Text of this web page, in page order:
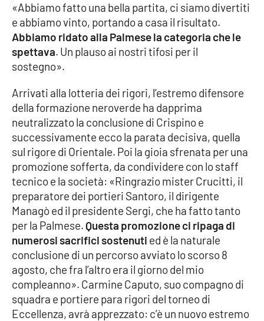
Parchi Marini Calabria
Leggendo Alvaro insieme
Imprese Di Calabria
Le perfidie di Antonella Grippo
Venti di comunicazione
STREAMING
LaC TV
LaC Network
LaC OnAir
EDIZIONI
LOCALI
«Abbiamo fatto una bella partita, ci siamo divertiti
e abbiamo vinto, portando a casa il risultato.
Abbiamo ridato alla Palmese la categoria che le
spettava. Un plauso ai nostri tifosi per il
sostegno».
Arrivati alla lotteria dei rigori, l’estremo difensore
della formazione neroverde ha dapprima
neutralizzato la conclusione di Crispino e
successivamente ecco la parata decisiva, quella
sul rigore di Orientale. Poi la gioia sfrenata per una
promozione sofferta, da condividere con lo staff
tecnico e la società: «Ringrazio mister Crucitti, il
preparatore dei portieri Santoro, il dirigente
Managò ed il presidente Sergi, che ha fatto tanto
per la Palmese.Questa promozione ci ripaga di
numerosi sacrifici sostenuti ed è la naturale
conclusione di un percorso avviato lo scorso 8
agosto, che fra l’altro era il giorno del mio
compleanno». Carmine Caputo, suo compagno di
squadra e portiere para rigori del torneo di
Eccellenza, avrà apprezzato: c’è un nuovo estremo